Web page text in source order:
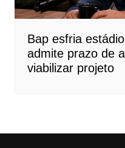
Bap esfria
admite prazo de
viabilizar projeto